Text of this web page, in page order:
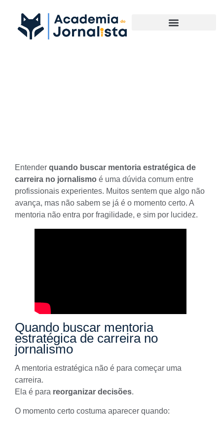
Entender quando buscar mentoria estratégica de
carreira no jornalismo é uma dúvida comum entre
profissionais experientes. Muitos sentem que algo não
avança, mas não sabem se já é o momento certo. A
mentoria não entra por fragilidade, e sim por lucidez.
Quando buscar mentoria
estratégica de carreira no
jornalismo
A mentoria estratégica não é para começar uma
carreira.
Ela é para reorganizar decisões.
O momento certo costuma aparecer quando: